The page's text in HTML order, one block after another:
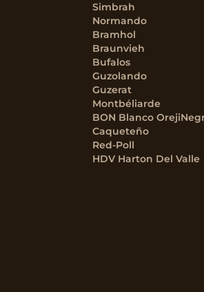
Simbrah
Normando
Bramhol
Braunvieh
Bufalos
Guzolando
Guzerat
Montbéliarde
BON Blanco
Caqueteño
Red-Poll
HDV Harton Del Valle